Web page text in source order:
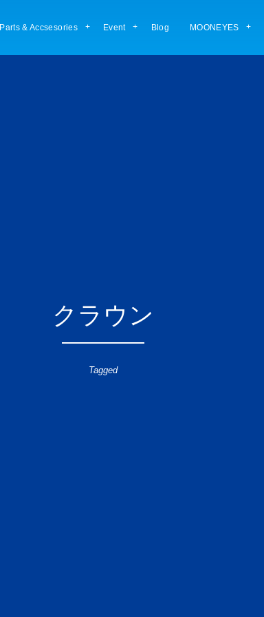
Parts & Accsesories Event Blog MOONEYES
クラウン
Tagged